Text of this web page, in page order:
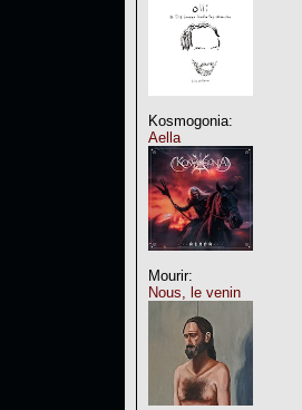
Kosmogonia:
Aella
Mourir:
Nous, le venin